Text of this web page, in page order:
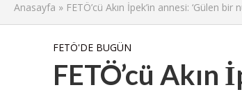
Anasayfa » FETÖ’cü Akın İpek’in annesi: ‘Gülen bir
FETÖ'DE BUGÜN
FETÖ’cü Akın